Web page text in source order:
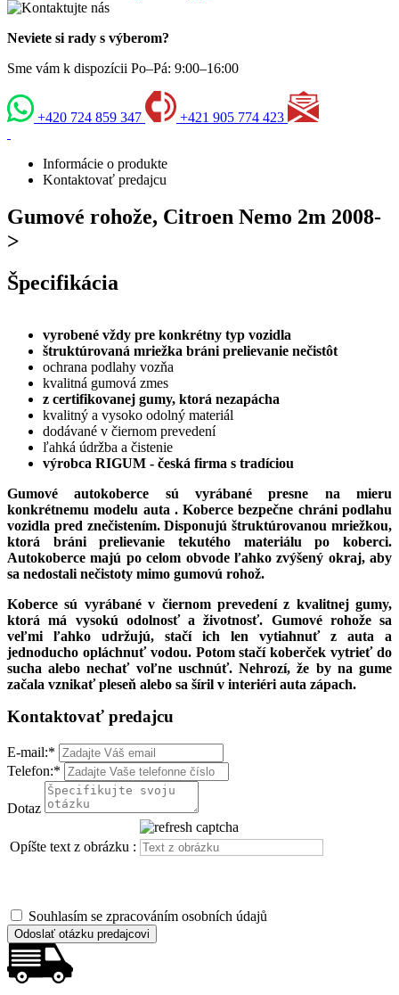
Neviete si rady s výberom?
Sme vám k dispozícii Po–Pá: 9:00–16:00
+420 724 859 347 +421 905 774 423
Informácie o produkte
Kontaktovať predajcu
Gumové rohože, Citroen Nemo 2m 2008-
>
Špecifikácia
vyrobené vždy pre konkrétny typ vozidla
štruktúrovaná mriežka bráni prelievanie nečistôt
ochrana podlahy vozňa
kvalitná gumová zmes
z certifikovanej gumy, ktorá nezapácha
kvalitný a vysoko odolný materiál
dodávané v čiernom prevedení
ľahká údržba a čistenie
výrobca RIGUM - česká firma s tradíciou
Gumové autokoberce sú vyrábané presne na mieru
konkrétnemu modelu auta .Koberce bezpečne chráni podlahu
vozidla pred znečistením. Disponujú štruktúrovanou mriežkou,
ktorá bráni prelievanie tekutého materiálu po koberci.
Autokoberce majú po celom obvode ľahko zvýšený okraj, aby
sa nedostali nečistoty mimo gumovú rohož.
Koberce sú vyrábané v čiernom prevedení z kvalitnej gumy,
ktorá má vysokú odolnosť a životnosť. Gumové rohože sa
veľmi ľahko udržujú, stačí ich len vytiahnuť z auta a
jednoducho opláchnuť vodou. Potom stačí koberček vytrieť do
sucha alebo nechať voľne uschnúť. Nehrozí, že by na gume
začala vznikať pleseň alebo sa šíril v interiéri auta zápach.
Kontaktovať predajcu
E-mail:*
Telefon:*
Dotaz
Opíšte text z obrázku :
Souhlasím se zpracováním osobních údajů
Odoslať otázku predajcovi